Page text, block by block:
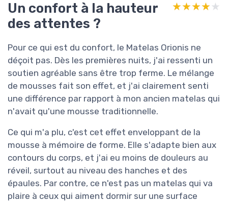
Un confort à la hauteur
des attentes ?
★★★★★
★★★★★
Pour ce qui est du confort, le Matelas Orionis ne
déçoit pas. Dès les premières nuits, j'ai ressenti un
soutien agréable sans être trop ferme. Le mélange
de mousses fait son effet, et j'ai clairement senti
une différence par rapport à mon ancien matelas qui
n'avait qu'une mousse traditionnelle.
Ce qui m'a plu, c'est cet effet enveloppant de la
mousse à mémoire de forme. Elle s'adapte bien aux
contours du corps, et j'ai eu moins de douleurs au
réveil, surtout au niveau des hanches et des
épaules. Par contre, ce n'est pas un matelas qui va
plaire à ceux qui aiment dormir sur une surface